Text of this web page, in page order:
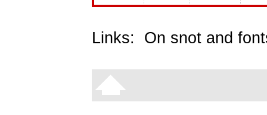
Links: On snot and